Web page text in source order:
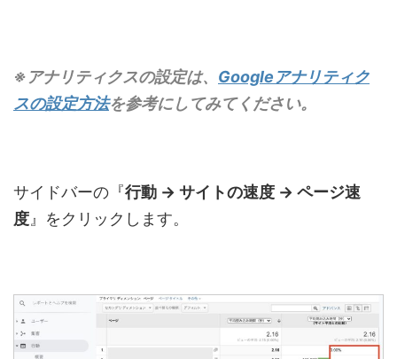
※アナリティクスの設定は、 Googleアナリティク
スの設定方法を参考にしてみてください。
サイドバーの『行動 → サイトの速度 → ページ速
度 』をクリックします。